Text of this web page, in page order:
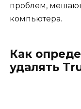
проблем,
компьютера.
Как
удалять